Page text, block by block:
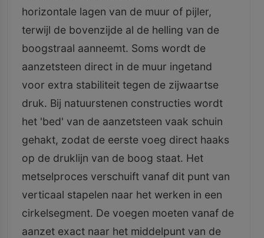
horizontale lagen van de muur of pijler,
terwijl de bovenzijde al de helling van de
boogstraal aanneemt. Soms wordt de
aanzetsteen direct in de muur ingetand
voor extra stabiliteit tegen de zijwaartse
druk. Bij natuurstenen constructies wordt
het 'bed' van de aanzetsteen vaak schuin
gehakt, zodat de eerste voeg direct haaks
op de druklijn van de boog staat. Het
metselproces verschuift vanaf dit punt van
verticaal stapelen naar het werken in een
cirkelsegment. De voegen moeten vanaf de
aanzet exact naar het middelpunt van de